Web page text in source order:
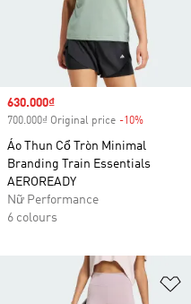
Sale price
630.000₫
700.000₫ Original price -10%
Áo Thun Cổ Tròn Minimal
Branding Train Essentials
AEROREADY
Nữ Performance
6 colours